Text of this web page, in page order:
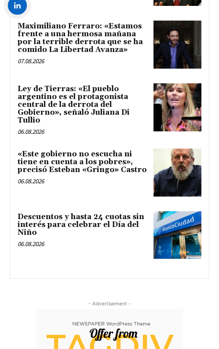
Maximiliano Ferraro: «Estamos
frente a una hermosa mañana
por la terrible derrota que se ha
comido La Libertad Avanza»
07.08.2026
Ley de Tierras: «El pueblo
argentino es el protagonista
central de la derrota del
Gobierno», señaló Juliana Di
Tullio
06.08.2026
«Este gobierno no escucha ni
tiene en cuenta a los pobres»,
precisó Esteban «Gringo» Castro
06.08.2026
Descuentos y hasta 24 cuotas sin
interés para celebrar el Día del
Niño
06.08.2026
- Advertisement -
LinkedIn